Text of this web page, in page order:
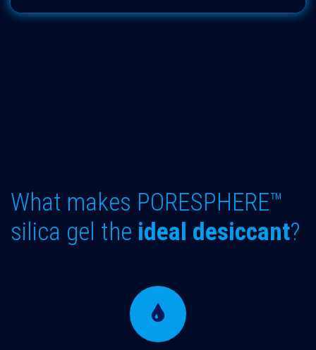
What makes PORESPHERE™
silica gel the ideal desiccant?